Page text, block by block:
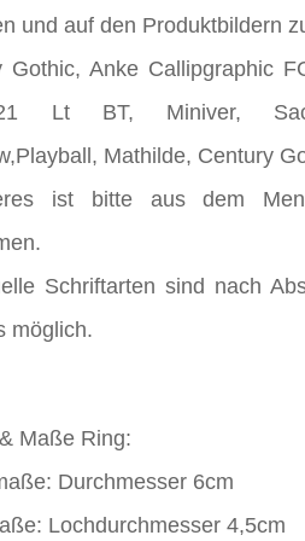
und auf den Produktbildern
Gothic, Anke Callipgraphic
Lt BT, Miniver,
Mathilde, Century
ist bitte aus dem
Schriftarten sind nach
möglich.
Maße Ring:
Durchmesser 6cm
Lochdurchmesser 4,5cm